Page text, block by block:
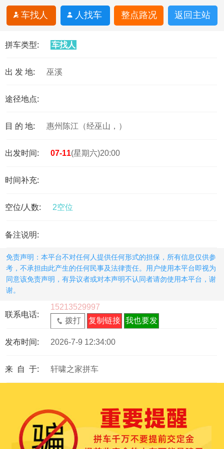
车找人 人找车 整点路况 返回主站
拼车类型: 车找人
出 发 地: 巫溪
途径地点:
目 的 地: 惠州陈江（经巫山，）
出发时间: 07-11(星期六)20:00
时间补充:
空位/人数: 2空位
备注说明:
免责声明：本平台不对任何人提供任何形式的担保，所有信息仅供参
考，不承担由此产生的任何民事及法律责任。用户使用本平台即视为
同意该免责声明，有异议者或对本声明不认同者请勿使用本平台，谢
谢。
联系电话:
15213529997
拨打
复制链接 我也要发
发布时间: 2026-7-9 12:34:00
来 自 于: 轩啸之家拼车